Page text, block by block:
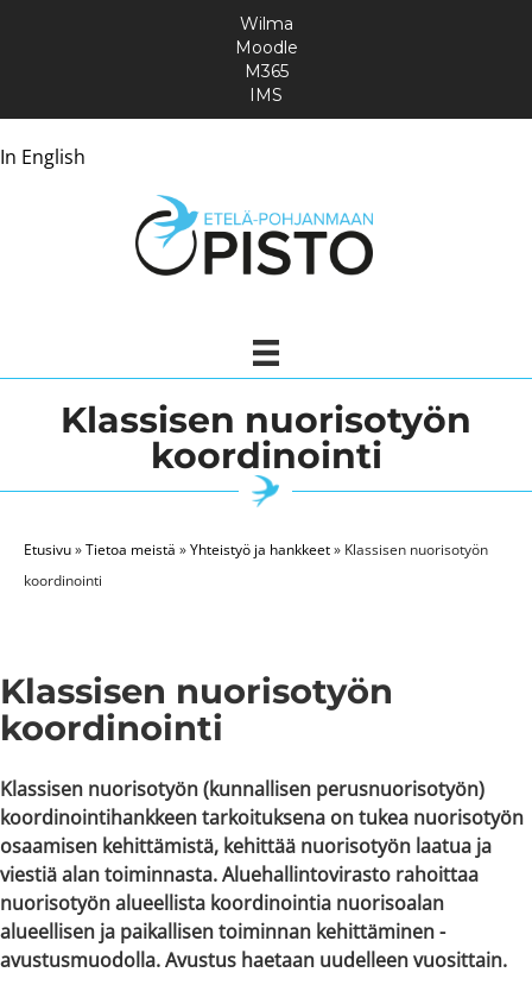
In English
Wilma
Moodle
M365
IMS
Klassisen nuorisotyön
koordinointi
Etusivu»Tietoa meistä »Yhteistyö ja hankkeet» Klassisen nuorisotyön
koordinointi
Klassisen nuorisotyön
koordinointi
Klassisen nuorisotyön (kunnallisen perusnuorisotyön)
koordinointihankkeen tarkoituksena on tukea nuorisotyön
osaamisen kehittämistä, kehittää nuorisotyön laatua ja
viestiä alan toiminnasta. Aluehallintovirasto rahoittaa
nuorisotyön alueellista koordinointia nuorisoalan
alueellisen ja paikallisen toiminnan kehittäminen -
avustusmuodolla. Avustus haetaan uudelleen vuosittain.